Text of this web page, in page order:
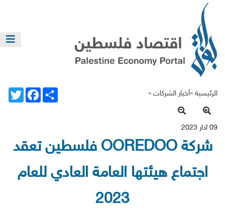
الرئيسية »أخبار الشركات»
Twitter
Facebook Share
09 آذار 2023
شركة OOREDOO فلسطين تعقد
اجتماع هيئتها العامة العادي للعام
2023